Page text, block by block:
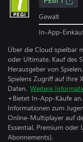
Gewalt
In-App-
Über die Cloud spielbar
oder Ultimate. Kauf des
Herausgeber von
Spielens Zugriff auf Ihre
Daten. Weitere
+Bietet In-App-Käufe an.
Informationen zum
Online-Multiplayer auf
Essential, Premium
Abonnements).